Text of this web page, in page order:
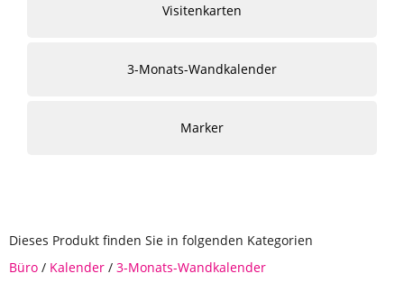
Visitenkarten
3-Monats-Wandkalender
Marker
Dieses Produkt finden Sie in folgenden Kategorien
Büro / Kalender / 3-Monats-Wandkalender